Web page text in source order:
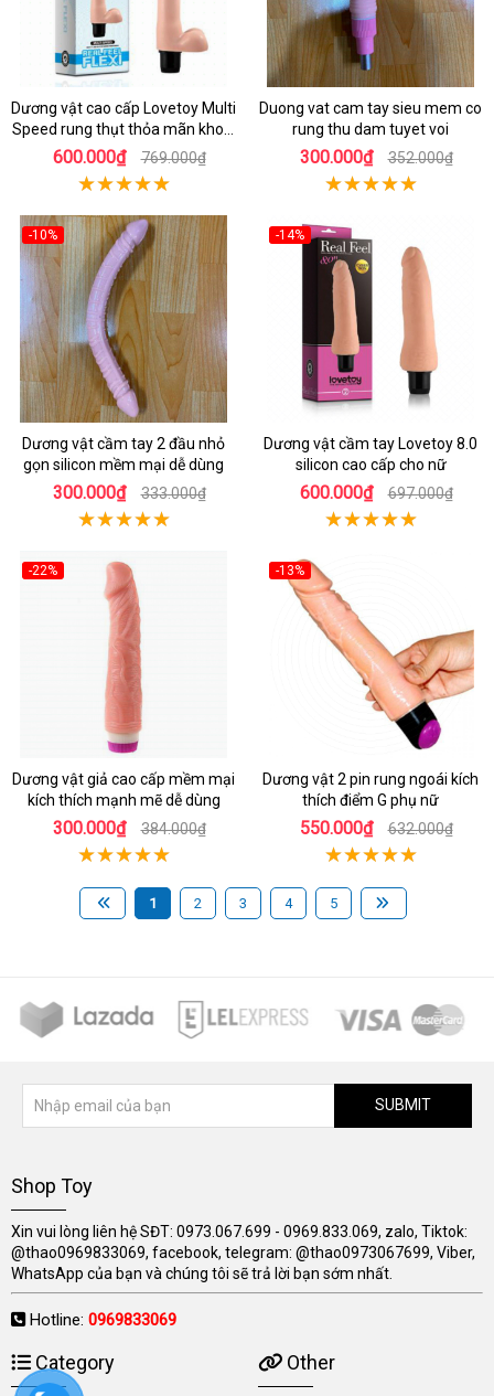
Dương vật cao cấp Lovetoy Multi
Speed rung thụt thỏa mãn khoái
cảm
600.000₫ 769.000₫
Duong vat cam tay sieu mem co
rung thu dam tuyet voi
300.000₫ 352.000₫
-10%
Dương vật cầm tay 2 đầu nhỏ
gọn silicon mềm mại dễ dùng
300.000₫ 333.000₫
-14%
Dương vật cầm tay Lovetoy 8.0
silicon cao cấp cho nữ
600.000₫ 697.000₫
-22%
Dương vật giả cao cấp mềm mại
kích thích mạnh mẽ dễ dùng
300.000₫ 384.000₫
-13%
Dương vật 2 pin rung ngoái kích
thích điểm G phụ nữ
550.000₫ 632.000₫
1 2 3 4 5
SUBMIT
Shop Toy
Xin vui lòng liên hệ SĐT: 0973.067.699 - 0969.833.069, zalo, Tiktok:
@thao0969833069, facebook, telegram: @thao0973067699, Viber,
WhatsApp của bạn và chúng tôi sẽ trả lời bạn sớm nhất.
Hotline: 0969833069
Category Other